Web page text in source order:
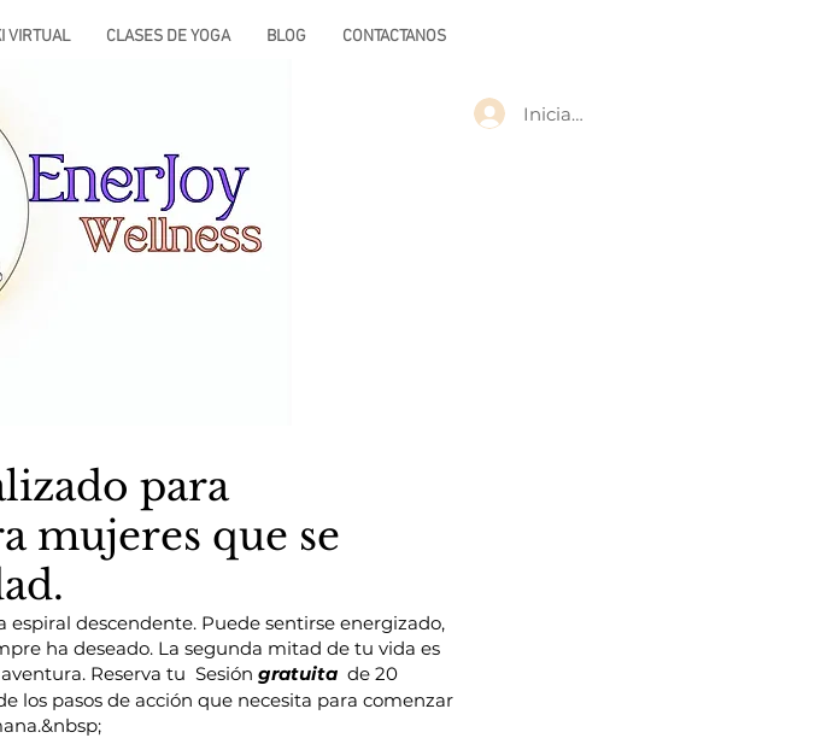
VIRTUAL CLASES DE YOGA BLOG CONTACTANOS
Iniciar sesión
para
mujeres que se
descendente. Puede sentirse energizado,
ha deseado. La segunda mitad de tu vida es
Reserva tu Sesión gratuita de 20
los pasos de acción que necesita para comenzar